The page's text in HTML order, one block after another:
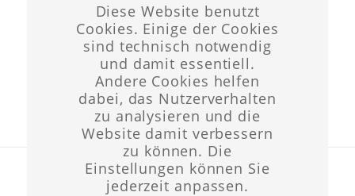
Layout & Website-Erstellung ©opyright 2021 -Werbeagentur Wüst
Förderungen Kontakt Impressum Datenschutz
Diese Website benutzt
Cookies. Einige der Cookies
sind technisch notwendig
und damit essentiell.
Andere Cookies helfen
dabei, das Nutzerverhalten
zu analysieren und die
Website damit verbessern
zu können. Die
Einstellungen können Sie
jederzeit anpassen.